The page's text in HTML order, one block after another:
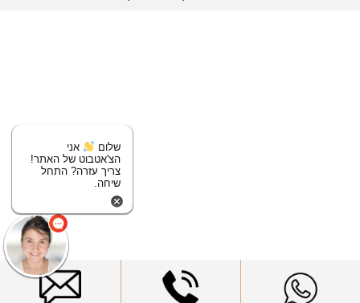
שלום
אני
הצ'אטבוט של האתר!
צריך עזרה? התחל
שיחה.